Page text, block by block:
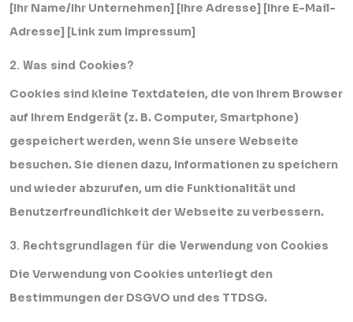
[Ihr Name/Ihr Unternehmen] [Ihre Adresse] [Ihre E-Mail-
Adresse] [Link zum Impressum]
2. Was sind Cookies?
Cookies sind kleine Textdateien, die von Ihrem Browser
auf Ihrem Endgerät (z. B. Computer, Smartphone)
gespeichert werden, wenn Sie unsere Webseite
besuchen. Sie dienen dazu, Informationen zu speichern
und wieder abzurufen, um die Funktionalität und
Benutzerfreundlichkeit der Webseite zu verbessern.
3. Rechtsgrundlagen für die Verwendung von Cookies
Die Verwendung von Cookies unterliegt den
Bestimmungen der DSGVO und des TTDSG.